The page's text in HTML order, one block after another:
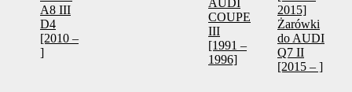
A8 III
D4
[2010 –
]
AUDI
COUPE
III
[1991 –
1996]
2015]
Żarówki
do AUDI
Q7 II
[2015 – ]